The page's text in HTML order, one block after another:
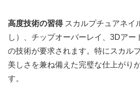
高度技術の習得スカルプチュアネイ
し）、チップオーバーレイ、3Dアー
の技術が要求されます。特にスカル
美しさを兼ね備えた完璧な仕上がり
す。